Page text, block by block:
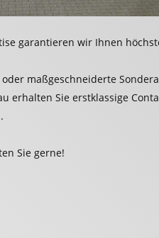
garantieren wir Ihnen
maßgeschneiderte
erhalten Sie erstklassige
Sie gerne!